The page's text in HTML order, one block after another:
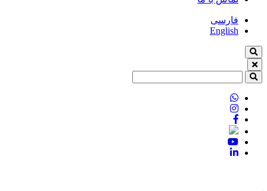
فارسی
English